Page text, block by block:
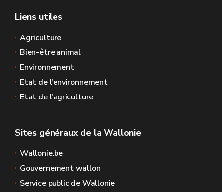
Liens utiles
Agriculture
Bien-être animal
Environnement
Etat de l'environnement
Etat de l'agriculture
Sites généraux de la Wallonie
Wallonie.be
Gouvernement wallon
Service public de Wallonie